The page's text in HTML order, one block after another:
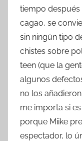
tiempo después
cagao, se
sin ningún tipo
chistes sobre
teen (que la
algunos
no los
me importa si
porque Miike
espectador, lo